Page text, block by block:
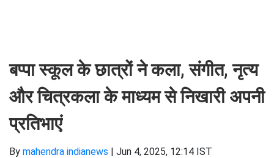
बप्पा स्कूल के छात्रों ने कला, संगीत, नृत्य
और चित्रकला के माध्यम से निखारी अपनी
प्रतिभाएं
By mahendra indianews | Jun 4, 2025, 12:14 IST